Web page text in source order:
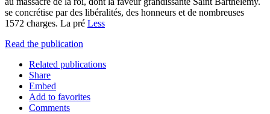
se concrétise par des libéralités, des honneurs et de nombreuses
1572 charges. La pré Less
Read the publication
Related publications
Share
Embed
Add to favorites
Comments